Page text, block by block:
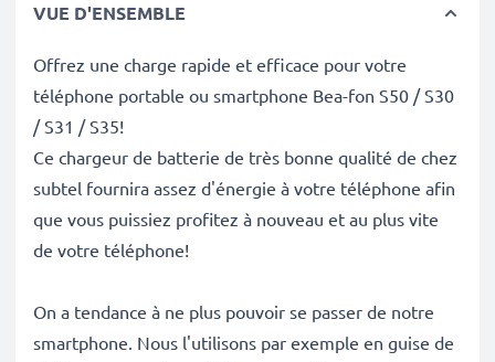
VUE D'ENSEMBLE
Offrez une charge rapide et efficace pour votre
téléphone portable ou smartphone Bea-fon S50 / S30
/ S31 / S35!
Ce chargeur de batterie de très bonne qualité de chez
subtel fournira assez d'énergie à votre téléphone afin
que vous puissiez profitez à nouveau et au plus vite
de votre téléphone!
On a tendance à ne plus pouvoir se passer de notre
smartphone. Nous l'utilisons par exemple en guise de